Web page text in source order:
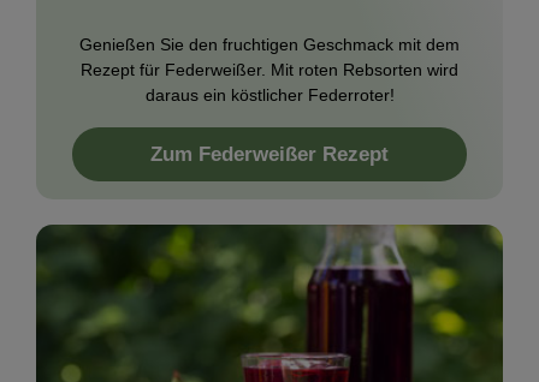
Genießen Sie den fruchtigen Geschmack mit dem
Rezept für Federweißer. Mit roten Rebsorten wird
daraus ein köstlicher Federroter!
Zum Federweißer Rezept